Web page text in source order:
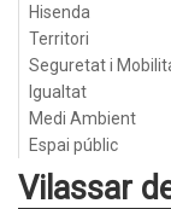
Hisenda
Territori
Seguretat i
Igualtat
Medi Ambient
Espai públic
Vilassar